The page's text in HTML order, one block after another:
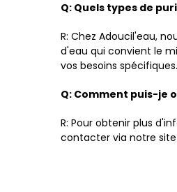
Q: Quels types de
R: Chez Adoucil'eau,
d'eau qui convient le
vos besoins spécifiques.
Q: Comment puis-je
R: Pour obtenir plus
contacter via notre site